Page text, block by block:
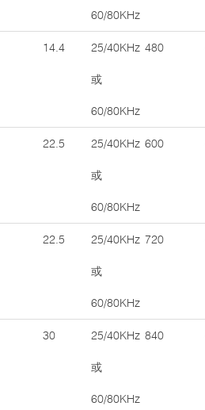
60/80KHz
14.4 25/40KHz
或
60/80KHz
480
22.5 25/40KHz
或
60/80KHz
600
22.5 25/40KHz
或
60/80KHz
720
30 25/40KHz
或
60/80KHz
840